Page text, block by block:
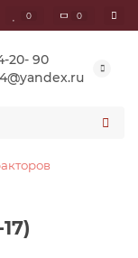
0 0
20- 90